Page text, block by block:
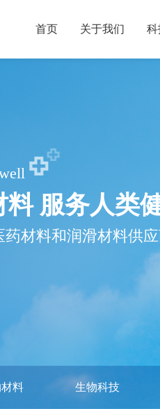
首页 关于我们 科
料 服务人类
药材料和润滑材料供
料 生物科技